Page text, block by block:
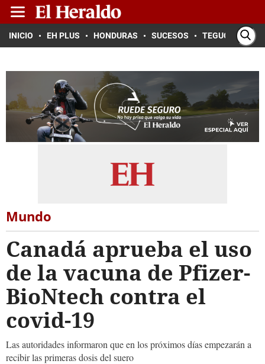
INICIO EH PLUS HONDURAS SUCESOS TEGUCIGALPA
Mundo
Canadá aprueba el uso
de la vacuna de Pfizer-
BioNtech contra el
covid-19
Las autoridades informaron que en los próximos días empezarán a
recibir las primeras dosis del suero